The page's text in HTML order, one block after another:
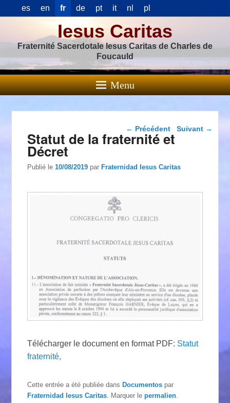
es en fr de pt it nl pl
Iesus Caritas
Fraternité Sacerdotale Iesus Caritas de Charles de
Foucauld
Menu
Navigation dans les
← Précédent Suivant →
Statut de la fraternité et
Décret
Publié le10/08/2019 parFraternidad Iesus Caritas
Télécharger le document en format PDF: Statut
fraternité,
Cette entrée a été publiée dans Documentos par
Fraternidad Iesus Caritas. Marquer lepermalien.